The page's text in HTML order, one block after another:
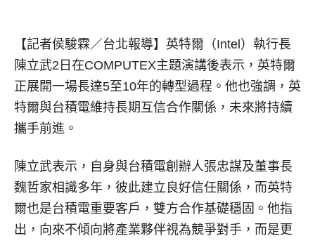
【記者侯駿霖／台北報導】 英特爾（Intel）執行長
陳立武2日在COMPUTEX主題演講後表示，英特爾
正展開一場長達5至10年的轉型過程。他也強調，英
特爾與台積電維持長期互信合作關係，未來將持續
攜手前進。
陳立武表示，自身與台積電創辦人張忠謀及董事長
魏哲家相識多年，彼此建立良好信任關係，而英特
爾也是台積電重要客戶，雙方合作基礎穩固。他指
出，向來不傾向將產業夥伴視為競爭對手，而是更